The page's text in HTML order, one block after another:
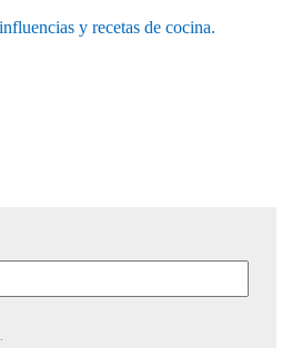
y recetas de cocina.